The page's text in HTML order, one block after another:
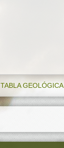
TABLA GEOLÓGICA